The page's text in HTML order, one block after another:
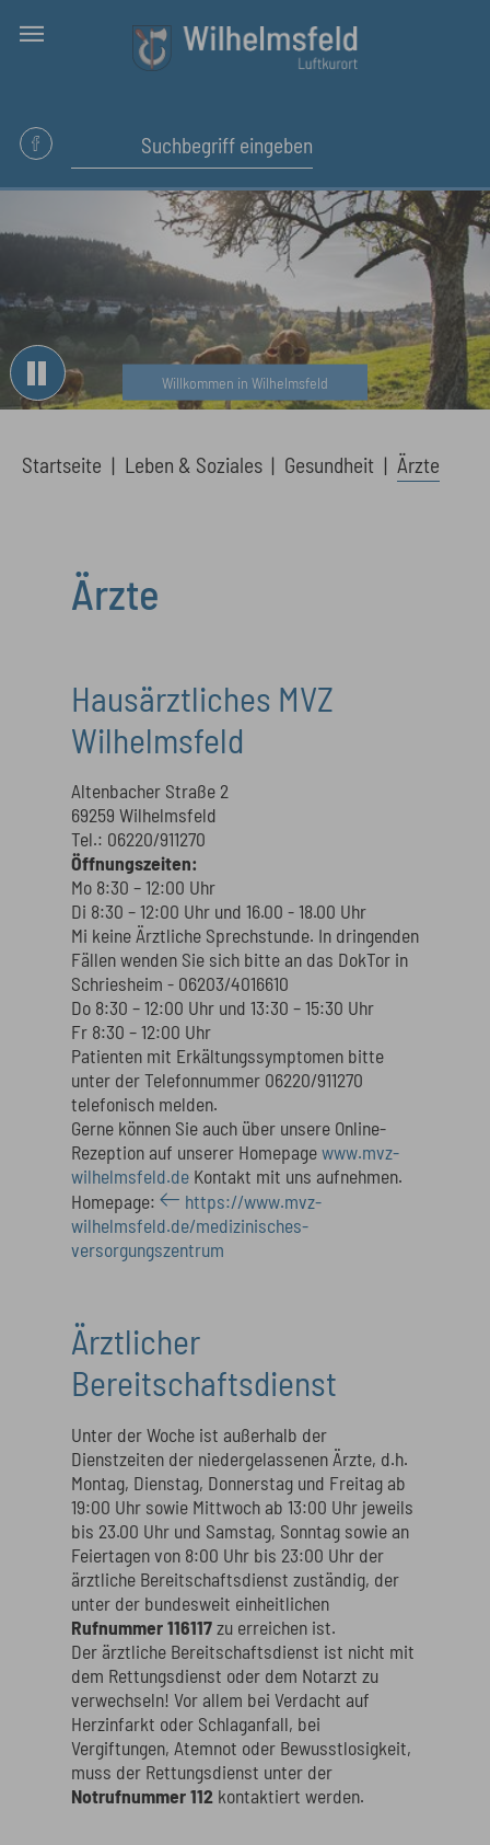
Willkommen in Wilhelmsfeld
Startseite Leben & Soziales Gesundheit Ärzte
Ärzte
Hausärztliches MVZ
Wilhelmsfeld
Altenbacher Straße 2
69259 Wilhelmsfeld
Tel.: 06220/911270
Öffnungszeiten:
Mo 8:30 – 12:00 Uhr
Di 8:30 – 12:00 Uhr und 16.00 - 18.00 Uhr
Mi keine Ärztliche Sprechstunde. In dringenden
Fällen wenden Sie sich bitte an das DokTor in
Schriesheim - 06203/4016610
Do 8:30 – 12:00 Uhr und 13:30 – 15:30 Uhr
Fr 8:30 – 12:00 Uhr
Patienten mit Erkältungssymptomen bitte
unter der Telefonnummer 06220/911270
telefonisch melden.
Gerne können Sie auch über unsere Online-
Rezeption auf unserer Homepagewww.mvz-
wilhelmsfeld.deKontakt mit uns aufnehmen.
Homepage:
https://www.mvz-
wilhelmsfeld.de/medizinisches-
versorgungszentrum
Ärztlicher
Bereitschaftsdienst
Unter der Woche ist außerhalb der
Dienstzeiten der niedergelassenen Ärzte, d.h.
Montag, Dienstag, Donnerstag und Freitag ab
19:00 Uhr sowie Mittwoch ab 13:00 Uhr jeweils
bis 23.00 Uhr und Samstag, Sonntag sowie an
Feiertagen von 8:00 Uhr bis 23:00 Uhr der
ärztliche Bereitschaftsdienst zuständig, der
unter der bundesweit einheitlichen
Rufnummer 116117zu erreichen ist.
Der ärztliche Bereitschaftsdienst ist nicht mit
dem Rettungsdienst oder dem Notarzt zu
verwechseln! Vor allem bei Verdacht auf
Herzinfarkt oder Schlaganfall, bei
Vergiftungen, Atemnot oder Bewusstlosigkeit,
muss der Rettungsdienst unter der
Notrufnummer 112kontaktiert werden.